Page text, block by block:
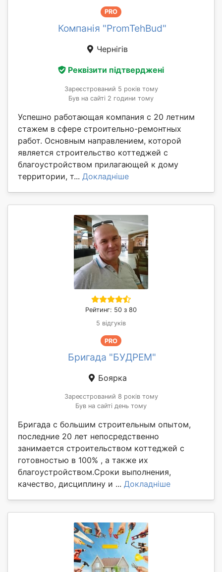
PRO
Компанія "PromTehBud"
Чернігів
Реквізити підтверджені
Зареєстрований 5 років тому
Був на сайті 2 години тому
Успешно работающая компания с 20 летним
стажем в сфере строительно-ремонтных
работ. Основным направлением, которой
является строительство коттеджей с
благоустройством прилагающей к дому
территории, т... Докладніше
Рейтинг: 50 з 80
5 відгуків
PRO
Бригада "БУДРЕМ"
Боярка
Зареєстрований 8 років тому
Був на сайті день тому
Бригада с большим строительным опытом,
последние 20 лет непосредственно
занимается строительством коттеджей с
готовностью в 100% , а также их
благоустройством.Сроки выполнения,
качество, дисциплину и ... Докладніше